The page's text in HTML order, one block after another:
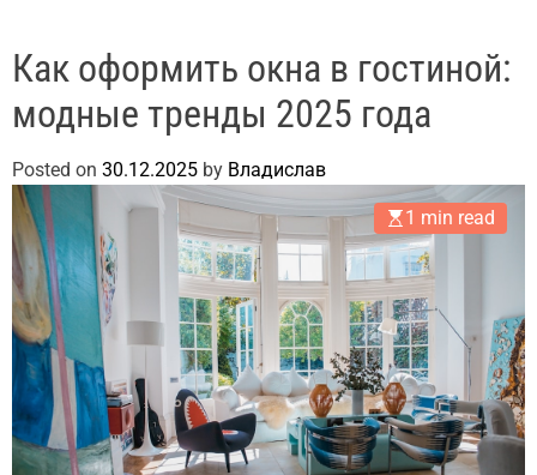
Как оформить окна в гостиной:
модные тренды 2025 года
Posted on 30.12.2025 by Владислав
1 min read